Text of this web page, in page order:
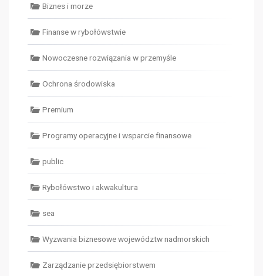
Biznes i morze
Finanse w rybołówstwie
Nowoczesne rozwiązania w przemyśle
Ochrona środowiska
Premium
Programy operacyjne i wsparcie finansowe
public
Rybołówstwo i akwakultura
sea
Wyzwania biznesowe województw nadmorskich
Zarządzanie przedsiębiorstwem